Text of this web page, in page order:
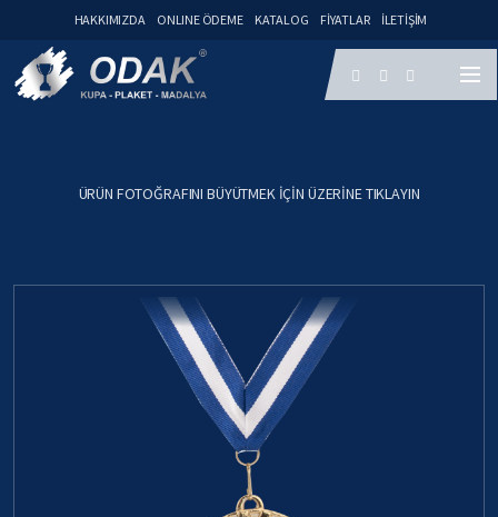
HAKKIMIZDA ONLINE ÖDEME KATALOG FIYATLAR İLETIŞIM
ÜRÜN FOTOĞRAFINI BÜYÜTMEK IÇIN ÜZERINE TIKLAYIN